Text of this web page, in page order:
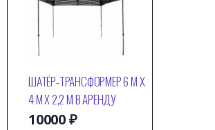
ШАТЁР-ТРАНСФОРМЕР 6 М Х
4 М Х 2,2 М В АРЕНДУ
10000₽